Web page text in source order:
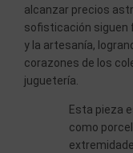
alcanzar precios
sofisticación siguen
y la artesanía,
corazones de los
juguetería.
Esta pieza
como